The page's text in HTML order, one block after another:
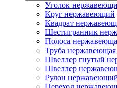
Уголок
Круг нержавеющий
Квадрат
Шестигранник
Полоса
Труба нержавеющая
Швеллер гнутый
Швеллер
Рулон